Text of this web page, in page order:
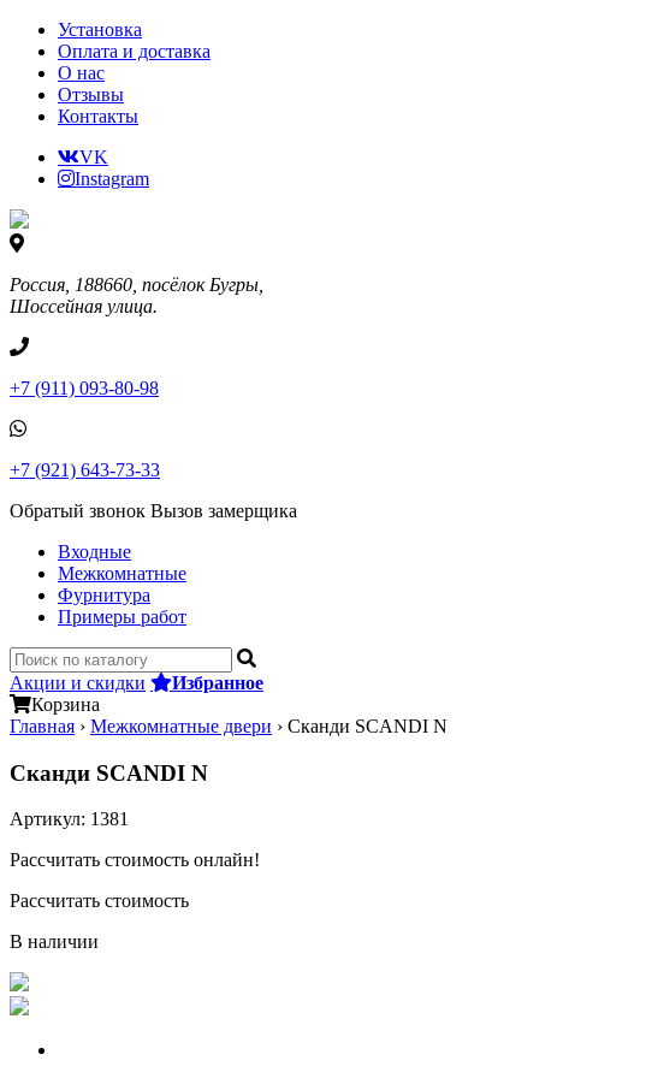
Установка
Оплата и доставка
О нас
Отзывы
Контакты
VK
Instagram
Россия, 188660, посёлок Бугры,
Шоссейная улица.
+7 (911) 093-80-98
+7 (921) 643-73-33
Обратый звонок Вызов замерщика
Входные
Межкомнатные
Фурнитура
Примеры работ
Акции и скидки Избранное
Корзина
Главная › Межкомнатные двери › Сканди SCANDI N
Сканди SCANDI N
Артикул: 1381
Рассчитать стоимость онлайн!
Рассчитать стоимость
В наличии